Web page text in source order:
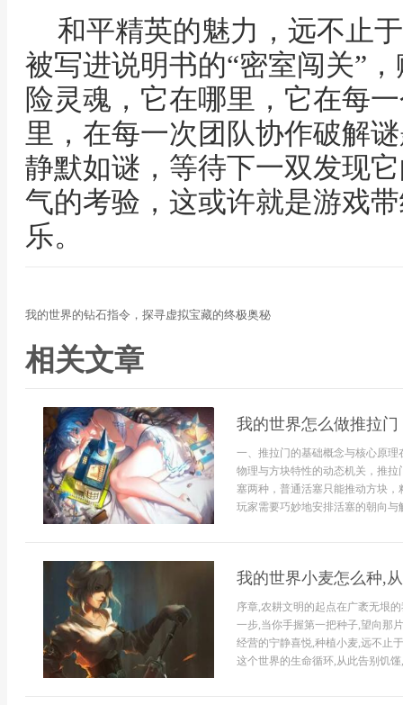
和平精英的魅力，远不止
被写进说明书的“密室闯关”
险灵魂，它在哪里，它在每
里，在每一次团队协作破解
静默如谜，等待下一双发现
气的考验，这或许就是游戏
乐。
我的世界的钻石指令，探寻虚拟宝藏的终极奥秘
相关文章
我的世界怎么做推拉
一、推拉门的基础概念与核心原
物理与方块特性的动态机关，推
塞两种，普通活塞只能推动方块
玩家需要巧妙地安排活塞的朝向
我的世界小麦怎么种,
序章,农耕文明的起点在广袤无垠
一步,当你手握第一把种子,望向那
经营的宁静喜悦,种植小麦,远不止
这个世界的生命循环,从此告别饥